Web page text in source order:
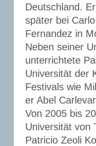
Deutschland.
später bei
Fernandez in
Neben seiner
unterrichtete
Universität der
Festivals wie
er Abel
Von 2005 bis
Universität von
Patricio Zeoli